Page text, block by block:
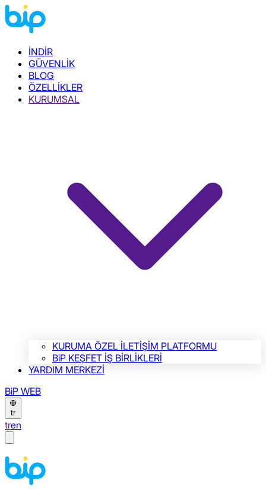
İNDİR
GÜVENLİK
BLOG
ÖZELLİKLER
KURUMSAL
KURUMA ÖZEL İLETİŞİM PLATFORMU
BiP KEŞFET İŞ BİRLİKLERİ
YARDIM MERKEZİ
BiP WEB
tr
tren